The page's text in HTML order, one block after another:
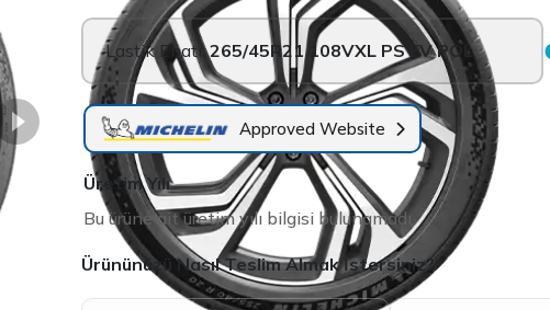
Lastik Ebatı:265/45R21 108VXL PS EV POL
Approved Website
Üretim Yılı
Bu ürüne ait üretim yılı bilgisi bulunamadı.
Ürününüzü Nasıl Teslim Almak İstersiniz?